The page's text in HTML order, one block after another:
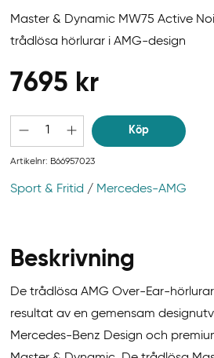
Master & Dynamic MW75 Active
trådlösa hörlurar i AMG-design
7695 kr
Köp
Artikelnr: B66957023
Sport & Fritid / Mercedes-AMG
Beskrivning
De trådlösa AMG Over-Ear-
resultat av en gemensam
Mercedes-Benz Design och